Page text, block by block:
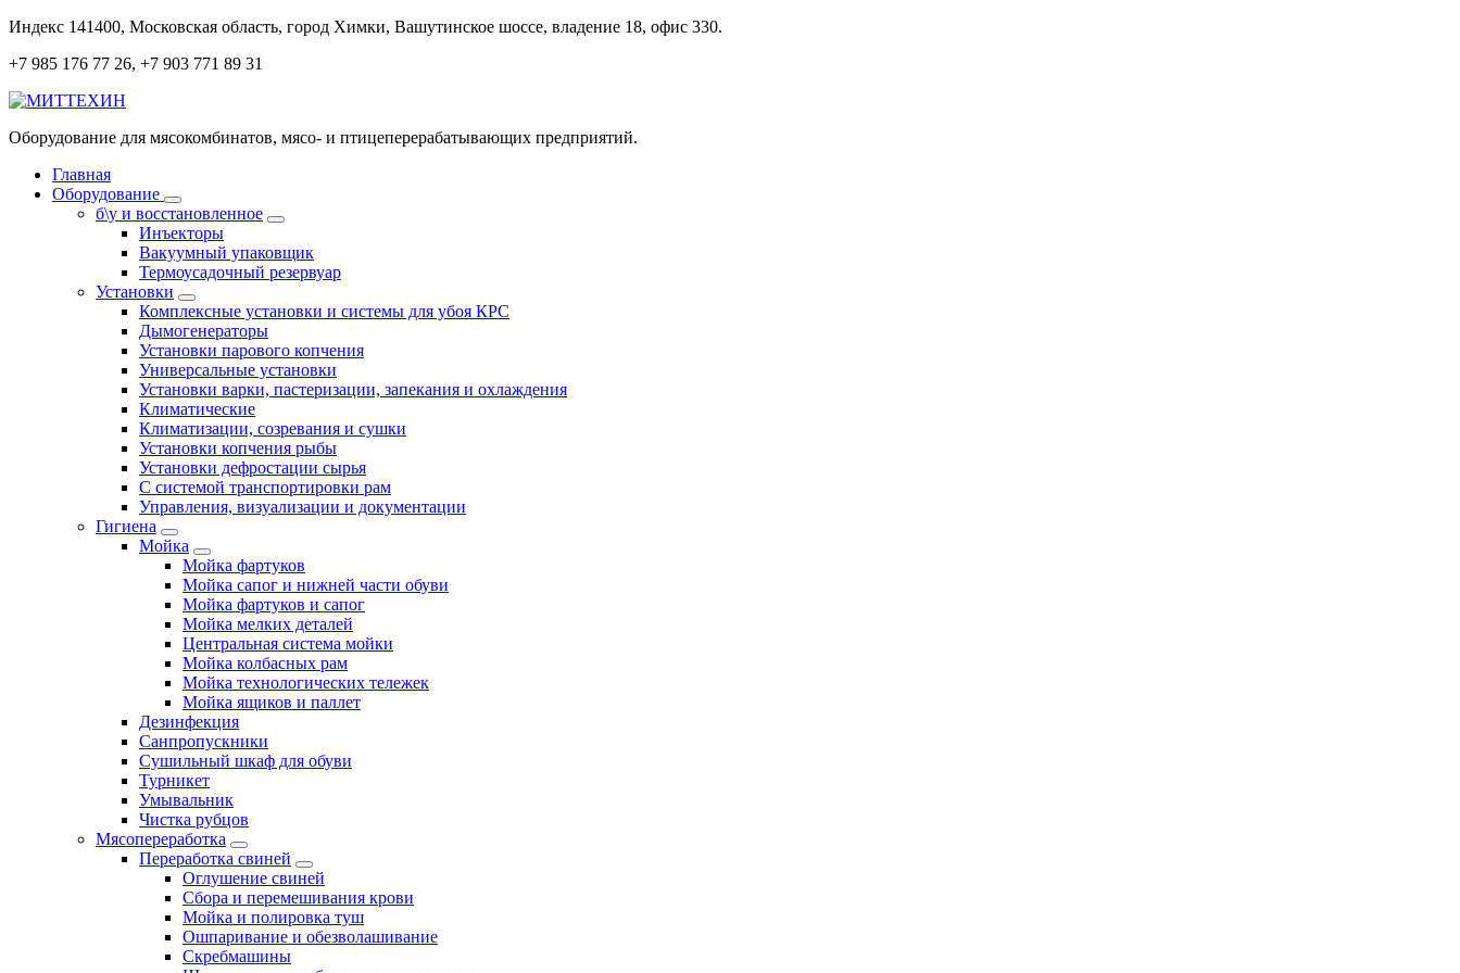
Перейти
содержанию
Индекс 141400, Московская область, город Химки, Вашутинское шоссе, владение 18, офис 330.
+7 985 176 77 26, +7 903 771 89 31
Оборудование для мясокомбинатов, мясо- и птицеперерабатывающих предприятий.
Главная
Оборудование
б\у и восстановленное
Инъекторы
Вакуумный упаковщик
Термоусадочный резервуар
Установки
Комплексные установки и системы для убоя КРС
Дымогенераторы
Установки парового копчения
Универсальные установки
Установки варки, пастеризации, запекания и охлаждения
Климатические
Климатизации, созревания и сушки
Установки копчения рыбы
Установки дефростации сырья
С системой транспортировки рам
Управления, визуализации и документации
Гигиена
Мойка
Мойка фартуков
Мойка сапог и нижней части обуви
Мойка фартуков и сапог
Мойка мелких деталей
Центральная система мойки
Мойка колбасных рам
Мойка технологических тележек
Мойка ящиков и паллет
Дезинфекция
Санпропускники
Сушильный шкаф для обуви
Турникет
Умывальник
Чистка рубцов
Мясопереработка
Переработка свиней
Оглушение свиней
Сбора и перемешивания крови
Мойка и полировка туш
Ошпаривание и обезволашивание
Скребмашины